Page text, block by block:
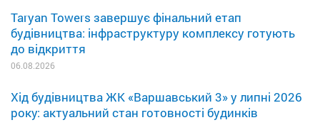
Taryan Towers завершує фінальний етап
будівництва: інфраструктуру комплексу готують
до відкриття
06.08.2026
Хід будівництва ЖК «Варшавський 3» у липні 2026
року: актуальний стан готовності будинків